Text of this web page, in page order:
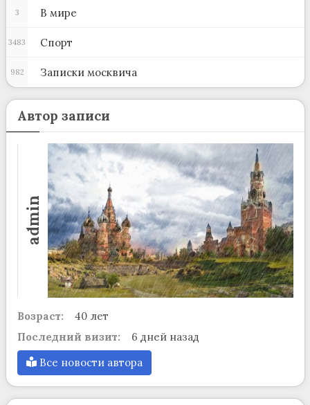
В мире
3
Спорт
3483
Записки москвича
982
Автор записи
admin
Возраст:
40 лет
Последний визит:
6 дней назад
Все новости автора